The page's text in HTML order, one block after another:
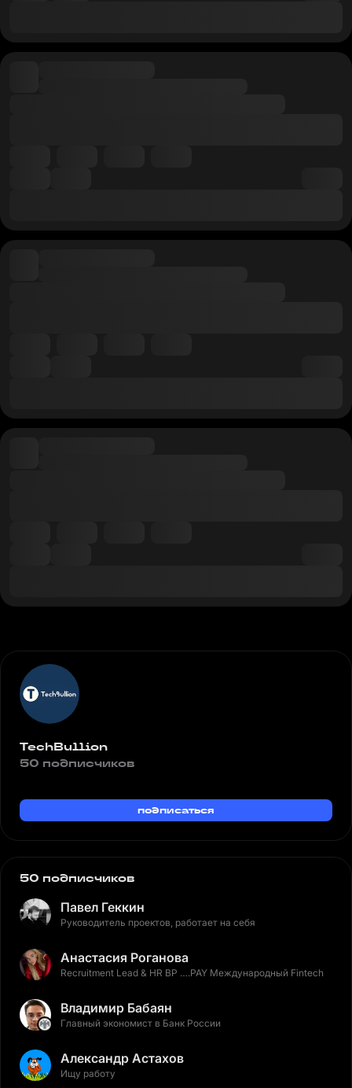
TechBullion
50 подписчиков
подписаться
50 подписчиков
Павел Геккин
Руководитель проектов, работает на себя
Анастасия Роганова
Recruitment Lead & HR BP ….PAY Международный Fintech
Владимир Бабаян
Главный экономист в Банк России
Александр Астахов
Ищу работу